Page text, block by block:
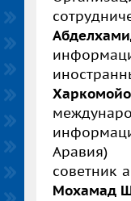
Харкомойо
Аравия)
советник
Мохамад